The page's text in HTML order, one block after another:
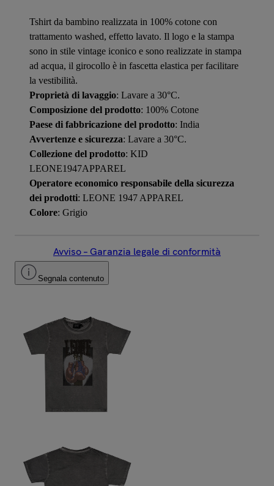
Tshirt da bambino realizzata in 100% cotone con
trattamento washed, effetto lavato. Il logo e la stampa
sono in stile vintage iconico e sono realizzate in stampa
ad acqua, il girocollo è in fascetta elastica per facilitare
la vestibilità.
Proprietà di lavaggio: Lavare a 30°C.
Composizione del prodotto: 100% Cotone
Paese di fabbricazione del prodotto: India
Avvertenze e sicurezza: Lavare a 30°C.
Collezione del prodotto: KID
LEONE1947APPAREL
Operatore economico responsabile della sicurezza
dei prodotti: LEONE 1947 APPAREL
Colore: Grigio
Avviso – Garanzia legale di conformità
Segnala contenuto